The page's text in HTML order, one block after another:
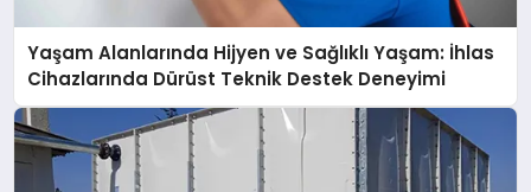
Yaşam Alanlarında Hijyen ve Sağlıklı Yaşam: İhlas
Cihazlarında Dürüst Teknik Destek Deneyimi